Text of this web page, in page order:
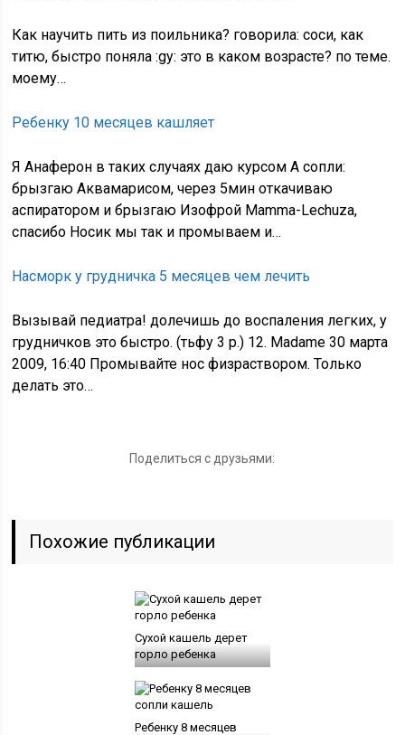
Как научить пить из поильника? говорила: соси, как
титю, быстро поняла :gy: это в каком возрасте? по теме.
моему…
Ребенку 10 месяцев кашляет
Я Анаферон в таких случаях даю курсом А сопли:
брызгаю Аквамарисом, через 5мин откачиваю
аспиратором и брызгаю Изофрой Mamma-Lechuza,
спасибо Носик мы так и промываем и…
Насморк у грудничка 5 месяцев чем лечить
Вызывай педиатра! долечишь до воспаления легких, у
грудничков это быстро. (тьфу 3 р.) 12. Madame 30 марта
2009, 16:40 Промывайте нос физраствором. Только
делать это…
Поделиться с друзьями:
Похожие публикации
Сухой кашель дерет
горло ребенка
Ребенку 8 месяцев